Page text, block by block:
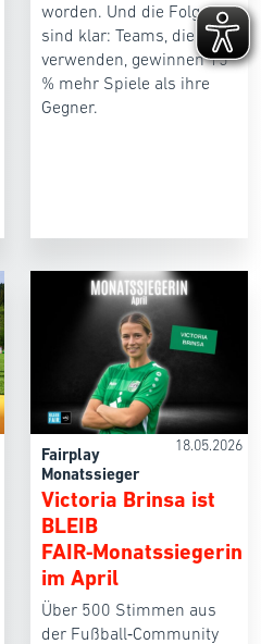
worden. Und die Folgen
sind klar: Teams, die Veo
verwenden, gewinnen 15
% mehr Spiele als ihre
Gegner.
18.05.2026
Fairplay
Monatssieger
Victoria Brinsa ist
BLEIB
FAIR‑Monatssiegerin
im April
Über 500 Stimmen aus
der Fußball‑Community